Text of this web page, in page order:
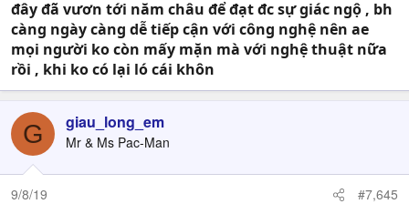
đây đã vươn tới năm châu để đạt đc sự giác ngộ , bh
càng ngày càng dễ tiếp cận với công nghệ nên ae
mọi người ko còn mấy mặn mà với nghệ thuật nữa
rồi , khi ko có lại ló cái khôn
G giau_long_em
Mr & Ms Pac-Man
9/8/19 #7,645